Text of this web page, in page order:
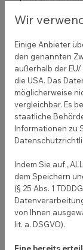
Chancen
vom
Regelmäßige
Blog und Co.
Mitarbeiter
können,
auf deiner
ihre
Wir
Einige Anbieter
den genannten
außerhalb der
die USA. Das
möglicherweise
vergleichbar. Es
staatliche
Informationen zu
Indem Sie auf
dem Speichern
(§ 25 Abs. 1
von Ihnen
lit. a. DSGVO).